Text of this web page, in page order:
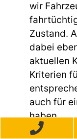
wir
Zustand.
dabei
aktuellen
Kriterien
auch für
haben.